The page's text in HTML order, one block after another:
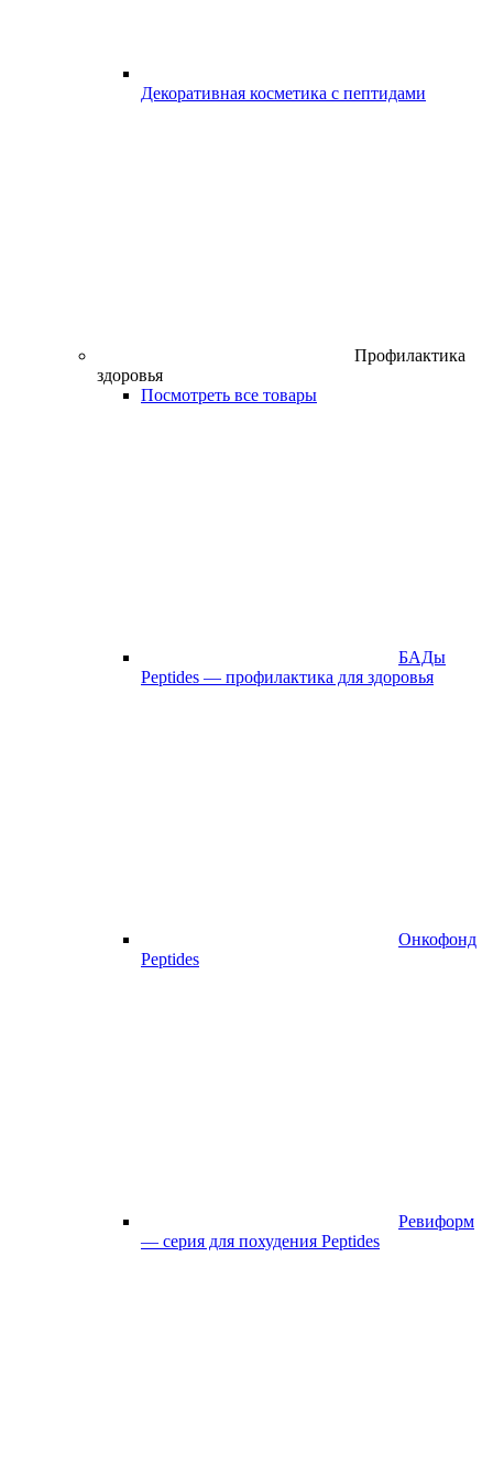
Декоративная косметика с пептидами
Профилактика
здоровья
Посмотреть все товары
БАДы
Peptides — профилактика для здоровья
Онкофонд
Peptides
Ревиформ
— серия для похудения Peptides